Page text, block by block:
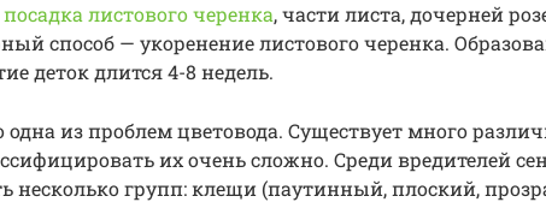
листового черенка, части листа, дочерней
способ — укоренение листового черенка.
деток длится 4-8 недель.
одна из проблем цветовода. Существует много
их очень сложно. Среди вредителей
несколько групп: клещи (паутинный, плоский,